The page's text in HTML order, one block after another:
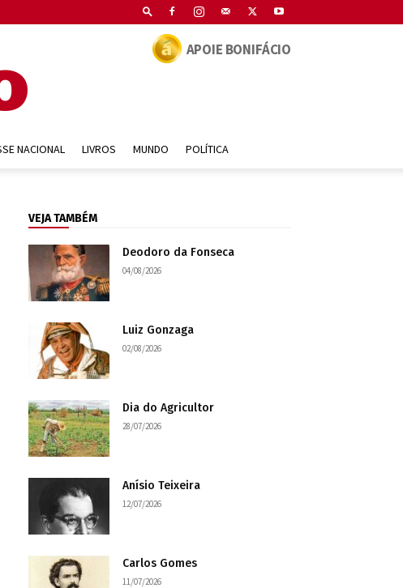
APOIE BONIFÁCIO
NACIONAL LIVROS MUNDO POLÍTICA
VEJA TAMBÉM
Deodoro da Fonseca
04/08/2026
Luiz Gonzaga
02/08/2026
Dia do Agricultor
28/07/2026
Anísio Teixeira
12/07/2026
Carlos Gomes
11/07/2026